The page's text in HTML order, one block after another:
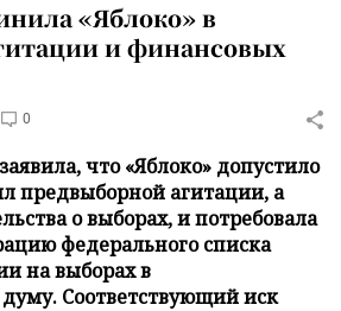
«Яблоко» в
и финансовых
0
что «Яблоко» допустило
предвыборной агитации, а
о выборах, и потребовала
федерального списка
на выборах в
Соответствующий иск